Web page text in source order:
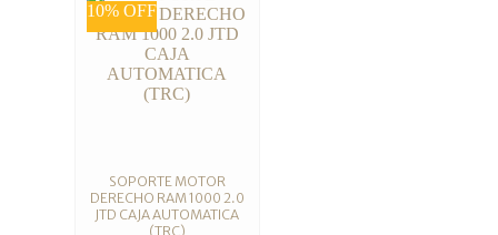
10% OFF
SOPORTE MOTOR
DERECHO RAM 1000 2.0
JTD CAJA AUTOMATICA
(TRC)